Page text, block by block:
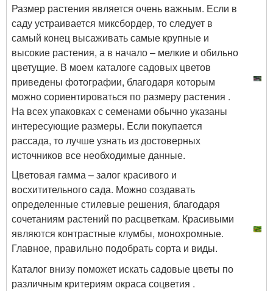
Размер растения является очень важным. Если в
саду устраивается миксбордер, то следует в
самый конец высаживать самые крупные и
высокие растения, а в начало – мелкие и обильно
цветущие. В моем каталоге садовых цветов
приведены фотографии, благодаря которым
можно сориентироваться по размеру растения .
На всех упаковках с семенами обычно указаны
интересующие размеры. Если покупается
рассада, то лучше узнать из достоверных
источников все необходимые данные.
Цветовая гамма – залог красивого и
восхитительного сада. Можно создавать
определенные стилевые решения, благодаря
сочетаниям растений по расцветкам. Красивыми
являются контрастные клумбы, монохромные.
Главное, правильно подобрать сорта и виды.
Каталог внизу поможет искать садовые цветы по
различным критериям окраса соцветия .